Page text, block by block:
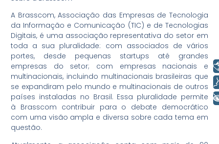
A Brasscom, Associação das Empresas de Tecnologia
da Informação e Comunicação (TIC) e de Tecnologias
Digitais, é uma associação representativa do setor em
toda a sua pluralidade: com associados de vários
portes, desde pequenas startups até grandes
empresas do setor; com empresas nacionais e
multinacionais, incluindo multinacionais brasileiras que
se expandiram pelo mundo e multinacionais de outros
países instaladas no Brasil. Essa pluralidade permite
à Brasscom contribuir para o debate democrático
com uma visão ampla e diversa sobre cada tema em
questão.
Libras
Voz
+ Acessibilidade